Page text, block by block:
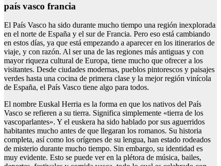
país vasco francia
El País Vasco ha sido durante mucho tiempo una región inexplorada
en el norte de España y el sur de Francia. Pero eso está cambiando
en estos días, ya que está empezando a aparecer en los itinerarios de
viaje, y con razón. Al ser una de las regiones más antiguas y con
mayor riqueza cultural de Europa, tiene mucho que ofrecer a los
visitantes. Desde ciudades modernas, pueblos pintorescos y paisajes
verdes hasta una cocina de primera clase y la mejor región vinícola
de España, el País Vasco tiene algo para todos.
El nombre Euskal Herria es la forma en que los nativos del País
Vasco se refieren a su tierra. Significa simplemente «tierra de los
vascoparlantes». Y el euskera ha sido hablado por sus aguerridos
habitantes mucho antes de que llegaran los romanos. Su historia
completa, así como los orígenes de su lengua, han estado rodeados
de misterio durante mucho tiempo. Sin embargo, su identidad es
muy evidente. Esto se puede ver en la plétora de música, bailes,